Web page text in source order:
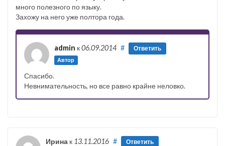
много полезного по языку.
Захожу на него уже полтора года.
admin к06.09.2014
Автор
# Ответить
Спасибо.
Невнимательность, но все равно крайне неловко.
Ирина к 13.11.2016 # Ответить